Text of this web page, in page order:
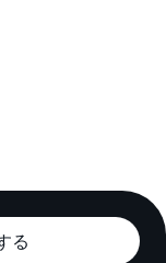
る